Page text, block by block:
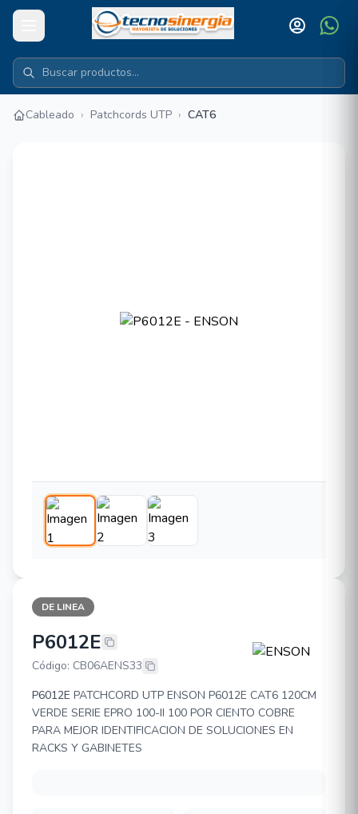
Cableado › Patchcords UTP › CAT6
DE LINEA
ENSON P6012E
P6012E
Código: CB06AENS33
P6012E PATCHCORD UTP ENSON P6012E CAT6 120CM
VERDE SERIE EPRO 100-II 100 POR CIENTO COBRE
PARA MEJOR IDENTIFICACION DE SOLUCIONES EN
RACKS Y GABINETES